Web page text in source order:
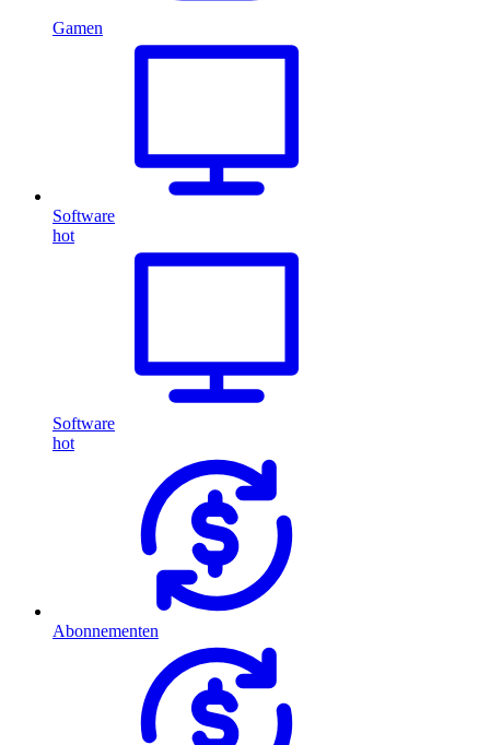
Gamen
Software
hot
Software
hot
Abonnementen